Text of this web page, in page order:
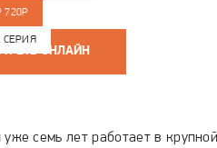
720P
СЕРИЯ
ОНЛАЙН
семь лет работает в